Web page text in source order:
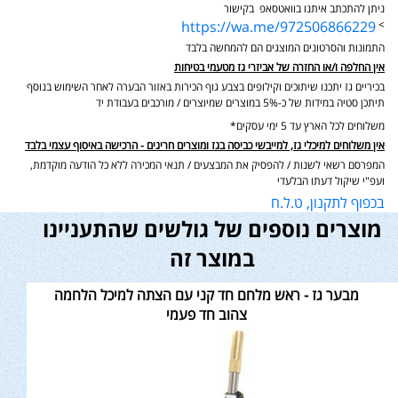
ניתן להתכתב איתנו בוואטסאפ בקישור
>
https://wa.me/972506866229
התמונות והסרטונים המוצגים הם להמחשה בלבד
אין החלפה ו/או החזרה של אביזרי גז מטעמי בטיחות
בכיריים גז יתכנו שיתוכים וקילופים בצבע גוף הכירות באזור הבערה לאחר השימוש בנוסף
תיתכן סטיה במידות של כ-5% במוצרים שמיוצרים / מורכבים בעבודת יד
משלוחים לכל הארץ עד 5 ימי עסקים*
אין משלוחים למיכלי גז, למייבשי כביסה בגז ומוצרים חריגים - הרכישה באיסוף עצמי בלבד
המפרסם רשאי לשנות / להפסיק את המבצעים / תנאי המכירה ללא כל הודעה מוקדמת,
ועפ"י שיקול דעתו הבלעדי
בכפוף לתקנון, ט.ל.ח
מוצרים נוספים של גולשים שהתעניינו
במוצר זה
מבער גז - ראש מלחם חד קני עם הצתה למיכל הלחמה
צהוב חד פעמי